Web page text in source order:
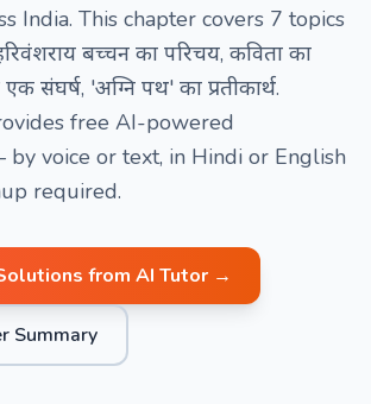
India. This chapter covers 7 topics
बच्चन का परिचय, कविता का
संघर्ष, 'अग्नि पथ' का प्रतीकार्थ.
free AI-powered
voice or text, in Hindi or English
required.
from AI Tutor →
Summary